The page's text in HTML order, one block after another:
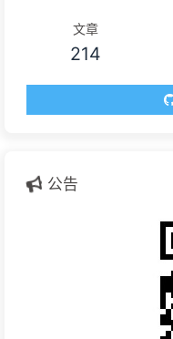
文章
214
公告